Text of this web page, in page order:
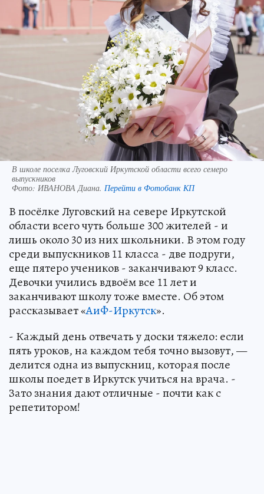
В школе поселка Луговский Иркутской области всего семеро
выпускников
Фото: ИВАНОВА Диана. Перейти в Фотобанк КП
В посёлке Луговский на севере Иркутской
области всего чуть больше 300 жителей - и
лишь около 30 из них школьники. В этом году
среди выпускников 11 класса - две подруги,
еще пятеро учеников - заканчивают 9 класс.
Девочки учились вдвоём все 11 лет и
заканчивают школу тоже вместе. Об этом
рассказывает «АиФ-Иркутск».
- Каждый день отвечать у доски тяжело: если
пять уроков, на каждом тебя точно вызовут, —
делится одна из выпускниц, которая после
школы поедет в Иркутск учиться на врача. -
Зато знания дают отличные - почти как с
репетитором!